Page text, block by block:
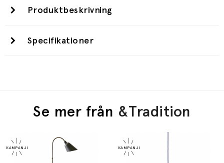
Produktbeskrivning
Specifikationer
Se mer från &Tradition